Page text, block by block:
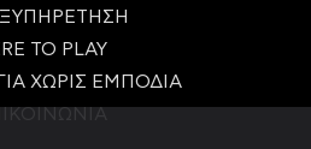
TO PLAY
ΧΩΡΙΣ ΕΜΠΟΔΙΑ